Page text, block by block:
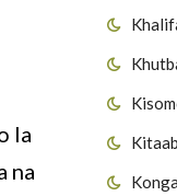
la
na